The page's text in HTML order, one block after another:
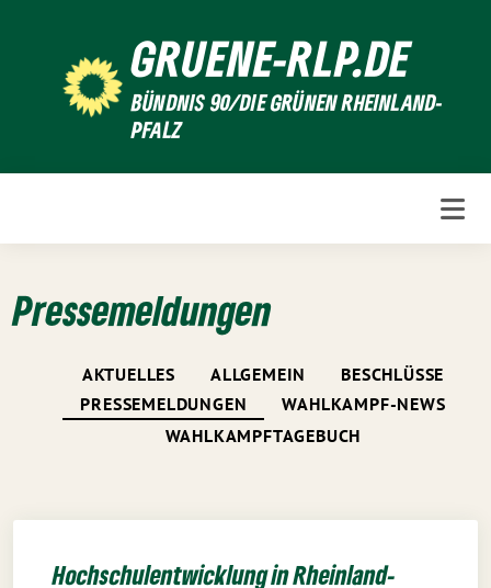
GRUENE-RLP.DE
BÜNDNIS 90/DIE GRÜNEN RHEINLAND-
PFALZ
Pressemeldungen
AKTUELLES ALLGEMEIN
BESCHLÜSSE
PRESSEMELDUNGEN
WAHLKAMPF-NEWS
WAHLKAMPFTAGEBUCH
Hochschulentwicklung in Rheinland-